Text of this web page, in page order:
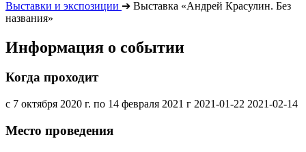
Выставки и экспозиции ➔ Выставка «Андрей Красулин. Без
названия»
Информация о событии
Когда проходит
с 7 октября 2020 г. по 14 февраля 2021 г 2021-01-22 2021-02-14
Место проведения